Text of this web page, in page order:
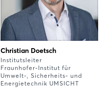
Christian Doetsch
Institutsleiter
Fraunhofer-Institut für
Umwelt-, Sicherheits- und
Energietechnik UMSICHT